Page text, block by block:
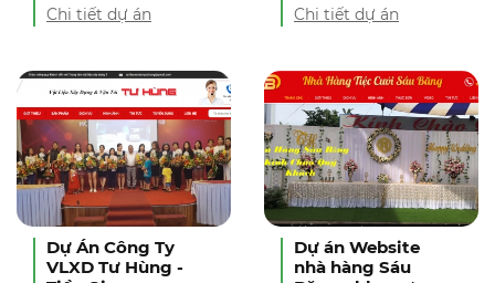
Chi tiết dự án Chi tiết dự án
Dự Án Công Ty
VLXD Tư Hùng -
Dự án Website
nhà hàng Sáu